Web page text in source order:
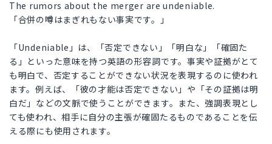
The rumors about the merger are undeniable.
「合併の噂はまぎれもない事実です。」
「Undeniable」は、「否定できない」「明白な」「確固た
る」といった意味を持つ英語の形容詞です。事実や証拠がとて
も明白で、否定することができない状況を表現するのに使われ
ます。例えば、「彼の才能は否定できない」や「その証拠は明
白だ」などの文脈で使うことができます。また、強調表現とし
ても使われ、相手に自分の主張が確固たるものであることを伝
える際にも使用されます。